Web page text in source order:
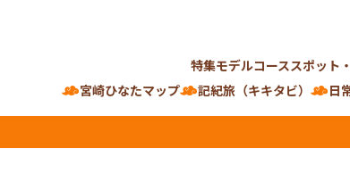
特集モデルコーススポット
宮崎ひなたマップ
記紀旅（キキタビ） 日